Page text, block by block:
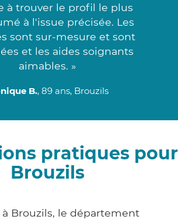
à trouver le profil le plus
à l'issue précisée. Les
sont sur-mesure et sont
et les aides soignants
aimables. »
B., 89 ans, Brouzils
pratiques pour
Brouzils
Brouzils, le département